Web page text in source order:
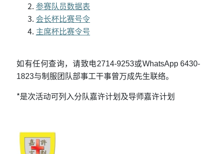
参赛队员数据表
会长杯比赛号令
主席杯比赛令号
如有任何查询，请致电2714-9253或WhatsApp 6430-
1823与制服团队部事工干事曾万成先生联络。
*是次活动可列入分队嘉许计划及导师嘉许计划